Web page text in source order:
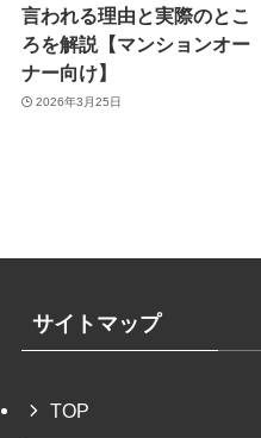
言われる理由と実際のとこ
ろを解説【マンションオー
ナー向け】
2026年3月25日
サイトマップ
TOP